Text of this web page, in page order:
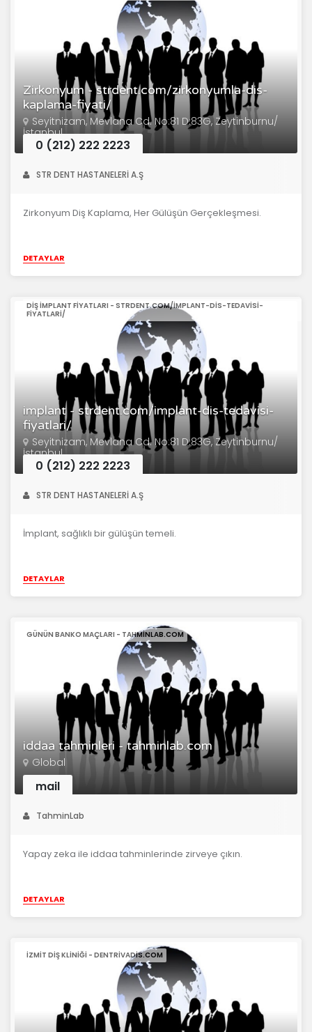
Zirkonyum - strdent.com/zirkonyumla-dis-
kaplama-fiyati/
Seyitnizam, Mevlana Cd. No:81 D:83G, Zeytinburnu/
İstanbul
0 (212) 222 2223
STR DENT HASTANELERİ A.Ş
Zirkonyum Diş Kaplama, Her Gülüşün Gerçekleşmesi.
DETAYLAR
implant - strdent.com/implant-dis-tedavisi-
fiyatlari/
DIŞ IMPLANT FIYATLARI - STRDENT.COM/IMPLANT-DIS-TEDAVISI-
FIYATLARI/
Seyitnizam, Mevlana Cd. No:81 D:83G, Zeytinburnu/
İstanbul
0 (212) 222 2223
STR DENT HASTANELERİ A.Ş
İmplant, sağlıklı bir gülüşün temeli.
DETAYLAR
iddaa tahminleri - tahminlab.com
GÜNÜN BANKO MAÇLARI - TAHMINLAB.COM
Global
mail
TahminLab
Yapay zeka ile iddaa tahminlerinde zirveye çıkın.
DETAYLAR
IZMIT DIŞ KLINIĞI - DENTRIVADIS.COM